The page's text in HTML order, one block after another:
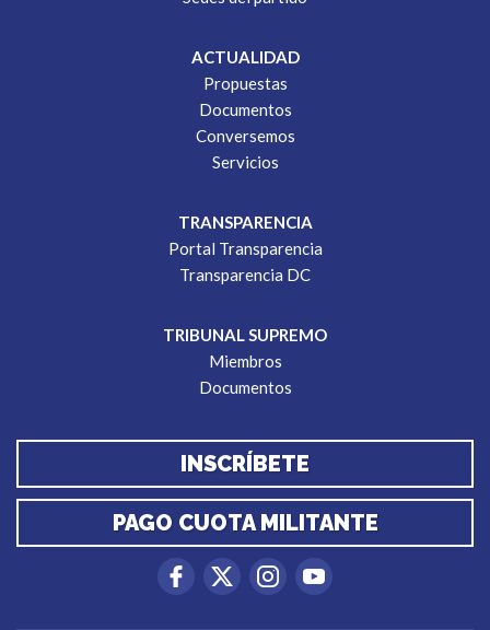
ACTUALIDAD
Propuestas
Documentos
Conversemos
Servicios
TRANSPARENCIA
Portal Transparencia
Transparencia DC
TRIBUNAL SUPREMO
Miembros
Documentos
INSCRÍBETE
PAGO CUOTA MILITANTE